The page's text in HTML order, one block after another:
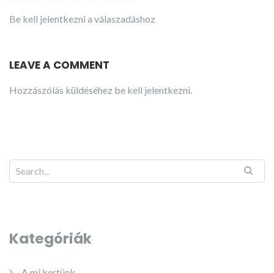
Be kell jelentkezni a válaszadáshoz
LEAVE A COMMENT
Hozzászólás küldéséhez be kell jelentkezni.
Kategóriák